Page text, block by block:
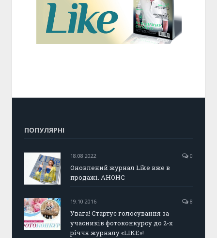
ПОПУЛЯРНІ
18.08.2022 0
Оновлений журнал Like вже в
продажі. АНОНС
19.10.2016 8
Увага! Стартує голосування за
учасників фотоконкурсу до 2-х
річчя журналу «LIKE»!